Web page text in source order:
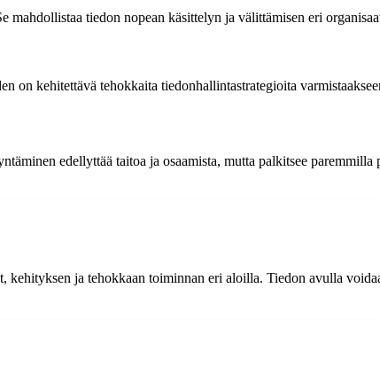
tiedon nopean käsittelyn ja välittämisen eri
on kehitettävä tehokkaita tiedonhallintastrategioita
edellyttää taitoa ja osaamista, mutta palkitsee
ja tehokkaan toiminnan eri aloilla. Tiedon avulla